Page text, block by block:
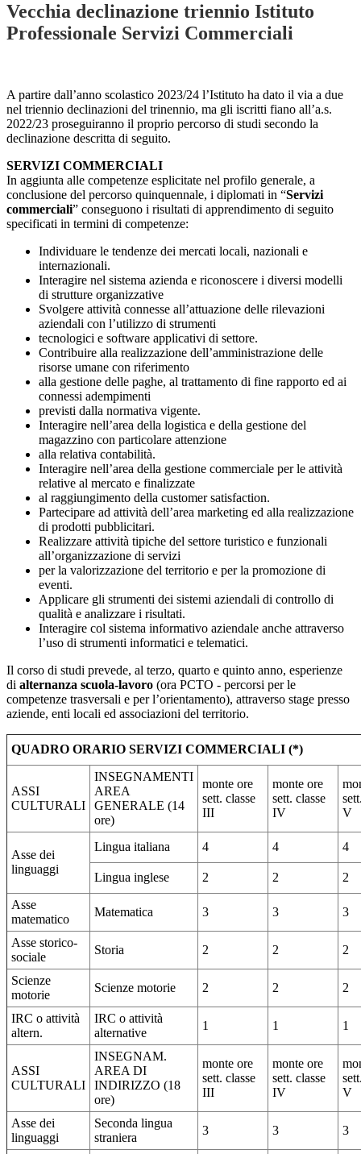
Vecchia declinazione triennio Istituto
Professionale Servizi Commerciali
A partire dall’anno scolastico 2023/24 l’Istituto ha dato il via a due
nel triennio declinazioni del trinennio, ma gli iscritti fiano all’a.s.
2022/23 proseguiranno il proprio percorso di studi secondo la
declinazione descritta di seguito.
SERVIZI COMMERCIALI
In aggiunta alle competenze esplicitate nel profilo generale, a
conclusione del percorso quinquennale, i diplomati in “Servizi
commerciali” conseguono i risultati di apprendimento di seguito
specificati in termini di competenze:
Individuare le tendenze dei mercati locali, nazionali e
internazionali.
Interagire nel sistema azienda e riconoscere i diversi modelli
di strutture organizzative
Svolgere attività connesse all’attuazione delle rilevazioni
aziendali con l’utilizzo di strumenti
tecnologici e software applicativi di settore.
Contribuire alla realizzazione dell’amministrazione delle
risorse umane con riferimento
alla gestione delle paghe, al trattamento di fine rapporto ed ai
connessi adempimenti
previsti dalla normativa vigente.
Interagire nell’area della logistica e della gestione del
magazzino con particolare attenzione
alla relativa contabilità.
Interagire nell’area della gestione commerciale per le attività
relative al mercato e finalizzate
al raggiungimento della customer satisfaction.
Partecipare ad attività dell’area marketing ed alla realizzazione
di prodotti pubblicitari.
Realizzare attività tipiche del settore turistico e funzionali
all’organizzazione di servizi
per la valorizzazione del territorio e per la promozione di
eventi.
Applicare gli strumenti dei sistemi aziendali di controllo di
qualità e analizzare i risultati.
Interagire col sistema informativo aziendale anche attraverso
l’uso di strumenti informatici e telematici.
Il corso di studi prevede, al terzo, quarto e quinto anno, esperienze
di alternanza scuola-lavoro (ora PCTO - percorsi per le
competenze trasversali e per l’orientamento), attraverso stage presso
aziende, enti locali ed associazioni del territorio.
QUADRO ORARIO SERVIZI COMMERCIALI (*)
ASSI
CULTURALI
INSEGNAMENTI
AREA
GENERALE (14
ore)
monte ore
sett. classe
III
monte ore
sett. classe
IV
V
Asse dei
linguaggi
Lingua italiana 4 4 4
Lingua inglese 2 2
2
Asse
matematico
Matematica 3 3 3
Asse storico-
sociale
Storia 2 2 2
Scienze
motorie
Scienze motorie 2 2 2
IRC o attività
altern.
IRC o attività
alternative
1 1 1
ASSI
CULTURALI
INSEGNAM.
AREA DI
INDIRIZZO (18
ore)
monte ore
sett. classe
III
monte ore
sett. classe
IV
V
Asse dei
linguaggi
Seconda lingua
straniera
3 3 3